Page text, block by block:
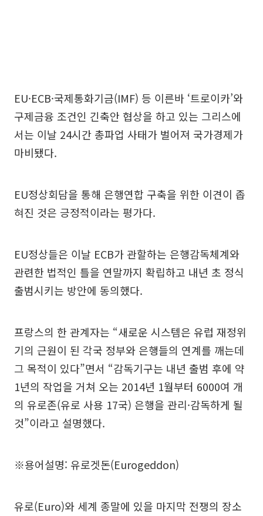
EU·ECB·국제통화기금(IMF) 등 이른바 ‘트로이카’와
구제금융 조건인 긴축안 협상을 하고 있는 그리스에
서는 이날 24시간 총파업 사태가 벌어져 국가경제가
마비됐다.
EU정상회담을 통해 은행연합 구축을 위한 이견이 좁
혀진 것은 긍정적이라는 평가다.
EU정상들은 이날 ECB가 관할하는 은행감독체계와
관련한 법적인 틀을 연말까지 확립하고 내년 초 정식
출범시키는 방안에 동의했다.
프랑스의 한 관계자는 “새로운 시스템은 유럽 재정위
기의 근원이 된 각국 정부와 은행들의 연계를 깨는데
그 목적이 있다”면서 “감독기구는 내년 출범 후에 약
1년의 작업을 거쳐 오는 2014년 1월부터 6000여 개
의 유로존(유로 사용 17국) 은행을 관리·감독하게 될
것”이라고 설명했다.
※용어설명: 유로겟돈(Eurogeddon)
유로(Euro)와 세계 종말에 있을 마지막 전쟁의 장소